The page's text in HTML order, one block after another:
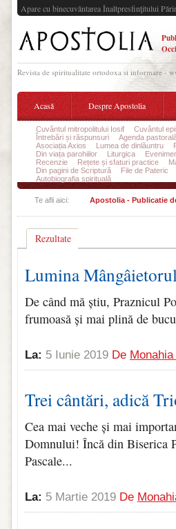
Apare cu binecuvântarea Înaltpresfinţitului
Revista de spiritualitate ortodoxa si informare -
Acasă Despre Apostolia
Cuvântul mitropolitului Iosif Cuvântul
Întrebări și răspunsuri
Agenda
Asociația Axios
Lumea de dinlăuntru
Din viața parohiilor
Liturgica
Recenzie
Rețete și sfaturi practice
Din pagini de Scriptură
File de Pateric
Autobiografia spirituală
Te afli aici: Apostolia - Publicatie
Rezultate
Lumina
De când mă știu, Praznicul
frumoasă și mai plină de
La: 5 Iunie 2019 De
Trei cântări, adică
Cea mai veche și mai
Domnului! Încă din Biserica
Pascale...
La: 5 Martie 2019 De